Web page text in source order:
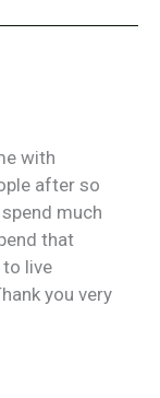
with
after so
much
that
to live
you very